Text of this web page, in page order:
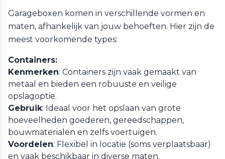
Garageboxen komen in verschillende vormen en
maten, afhankelijk van jouw behoeften. Hier zijn de
meest voorkomende types:
Containers:
Kenmerken: Containers zijn vaak gemaakt van
metaal en bieden een robuuste en veilige
opslagoptie.
Gebruik: Ideaal voor het opslaan van grote
hoeveelheden goederen, gereedschappen,
bouwmaterialen en zelfs voertuigen.
Voordelen: Flexibel in locatie (soms verplaatsbaar)
en vaak beschikbaar in diverse maten.